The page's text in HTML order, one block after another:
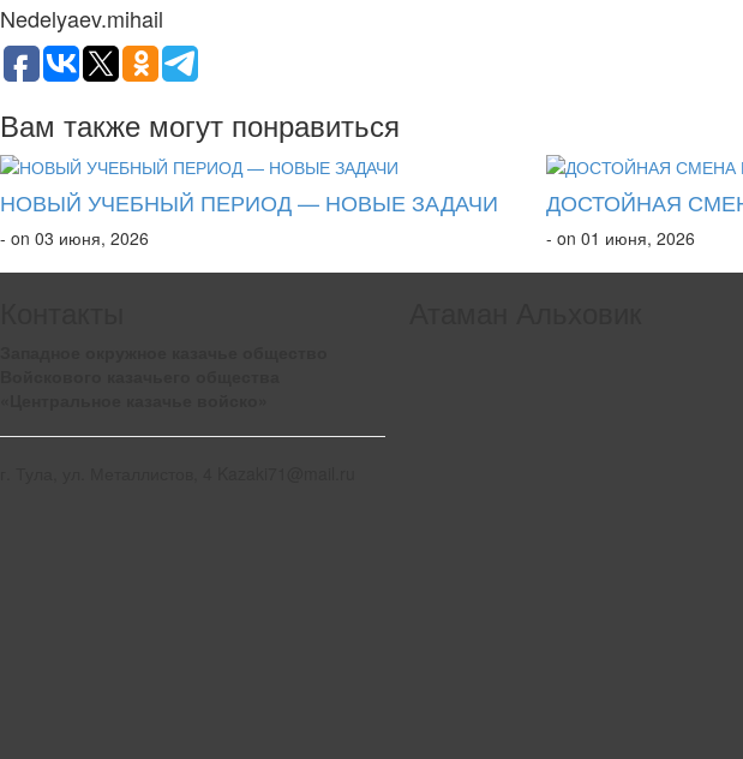
Nedelyaev.mihail
Вам также могут понравиться
НОВЫЙ УЧЕБНЫЙ ПЕРИОД — НОВЫЕ ЗАДАЧИ
- on 03 июня, 2026
ДОСТОЙНАЯ
- on 01 июня, 2026